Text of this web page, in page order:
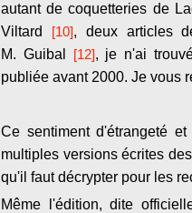
autant de coquetteries de
Viltard
[10], deux articles
M. Guibal
[12], je n'ai
publiée avant 2000. Je vous
Ce sentiment d'étrangeté
multiples versions écrites
qu'il faut décrypter pour les
Même l'édition, dite